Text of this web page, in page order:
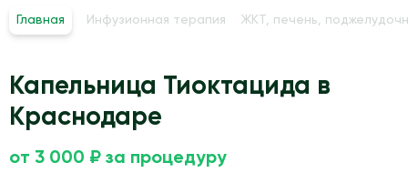
Главная Инфузионная терапия ЖКТ, печень,
Капельница Тиоктацида в
Краснодаре
от 3 000 ₽ за процедуру